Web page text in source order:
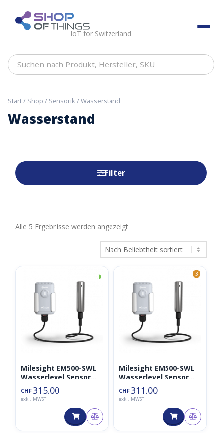
content ShopOfThings
IoT for Switzerland
Suchen
Hersteller,
Start/ Shop / Sensorik / Wasserstand
Wasserstand
Filter
Alle 5 Ergebnisse werden angezeigtNach
Beliebtheit
sortiert
◑
Milesight EM500-SWL
Wasserlevel Sensor
(5m Kabel)
CHF315.00
exkl. MWST
3
Milesight EM500-SWL
Wasserlevel Sensor
(3m Kabel)
CHF311.00
exkl. MWST